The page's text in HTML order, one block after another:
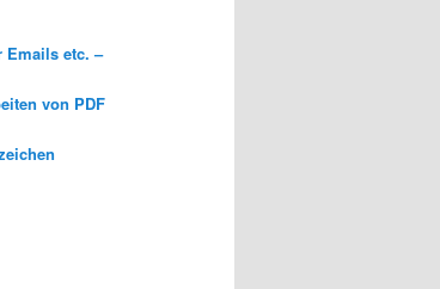
Emails etc. –
von PDF